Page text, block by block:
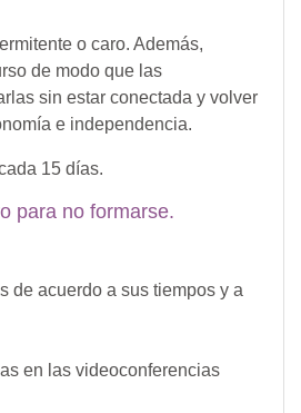
o caro. Además,
de modo que las
sin estar conectada y volver
e independencia.
15 días.
para no formarse.
de acuerdo a sus tiempos y a
en las videoconferencias